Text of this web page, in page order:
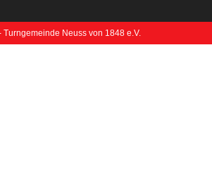
Turngemeinde Neuss von 1848 e.V.